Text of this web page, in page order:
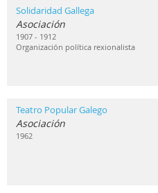
Solidaridad Gallega
Asociación
1907 - 1912
Organización política rexionalista
Teatro Popular Galego
Asociación
1962